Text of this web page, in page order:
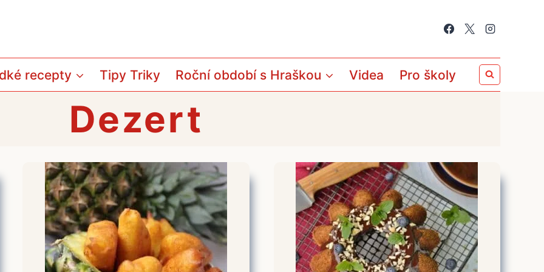
recepty Tipy Triky Roční období s Hraškou Videa Pro školy
Dezert